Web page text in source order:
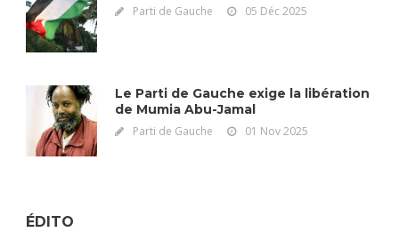
Parti de Gauche 05 Déc 2025
Le Parti de Gauche exige la libération
de Mumia Abu-Jamal
Parti de Gauche 01 Nov 2025
ÉDITO